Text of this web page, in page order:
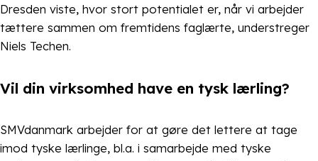
Dresden viste, hvor stort potentialet er, når vi arbejder
tættere sammen om fremtidens faglærte, understreger
Niels Techen.
Vil din virksomhed have en tysk lærling?
SMVdanmark arbejder for at gøre det lettere at tage
imod tyske lærlinge, bl.a. i samarbejde med tyske